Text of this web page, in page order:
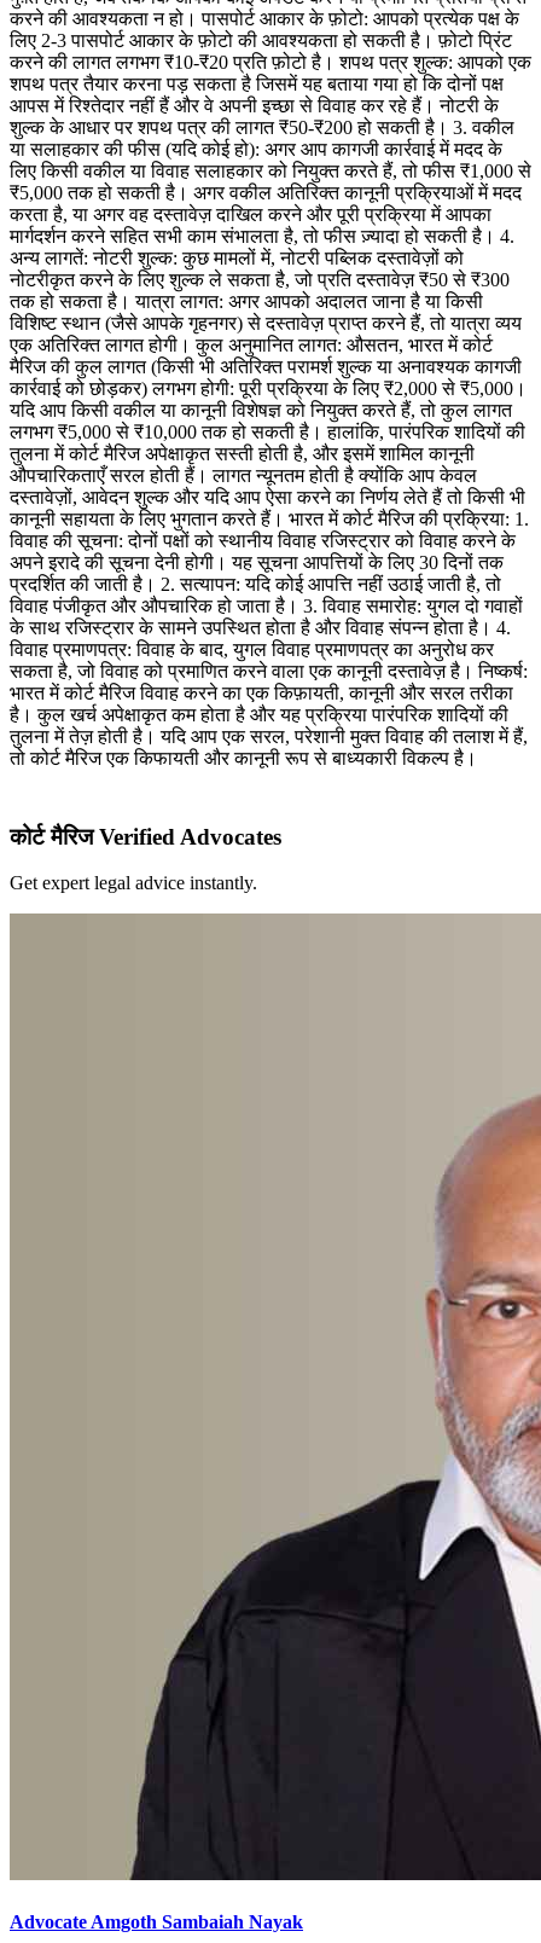
करने की आवश्यकता न हो। पासपोर्ट आकार के फ़ोटो: आपको प्रत्येक पक्ष के
लिए 2-3 पासपोर्ट आकार के फ़ोटो की आवश्यकता हो सकती है। फ़ोटो प्रिंट
करने की लागत लगभग ₹10-₹20 प्रति फ़ोटो है। शपथ पत्र शुल्क: आपको एक
शपथ पत्र तैयार करना पड़ सकता है जिसमें यह बताया गया हो कि दोनों पक्ष
आपस में रिश्तेदार नहीं हैं और वे अपनी इच्छा से विवाह कर रहे हैं। नोटरी के
शुल्क के आधार पर शपथ पत्र की लागत ₹50-₹200 हो सकती है। 3. वकील
या सलाहकार की फीस (यदि कोई हो): अगर आप कागजी कार्रवाई में मदद के
लिए किसी वकील या विवाह सलाहकार को नियुक्त करते हैं, तो फीस ₹1,000 से
₹5,000 तक हो सकती है। अगर वकील अतिरिक्त कानूनी प्रक्रियाओं में मदद
करता है, या अगर वह दस्तावेज़ दाखिल करने और पूरी प्रक्रिया में आपका
मार्गदर्शन करने सहित सभी काम संभालता है, तो फीस ज़्यादा हो सकती है। 4.
अन्य लागतें: नोटरी शुल्क: कुछ मामलों में, नोटरी पब्लिक दस्तावेज़ों को
नोटरीकृत करने के लिए शुल्क ले सकता है, जो प्रति दस्तावेज़ ₹50 से ₹300
तक हो सकता है। यात्रा लागत: अगर आपको अदालत जाना है या किसी
विशिष्ट स्थान (जैसे आपके गृहनगर) से दस्तावेज़ प्राप्त करने हैं, तो यात्रा व्यय
एक अतिरिक्त लागत होगी। कुल अनुमानित लागत: औसतन, भारत में कोर्ट
मैरिज की कुल लागत (किसी भी अतिरिक्त परामर्श शुल्क या अनावश्यक कागजी
कार्रवाई को छोड़कर) लगभग होगी: पूरी प्रक्रिया के लिए ₹2,000 से ₹5,000।
यदि आप किसी वकील या कानूनी विशेषज्ञ को नियुक्त करते हैं, तो कुल लागत
लगभग ₹5,000 से ₹10,000 तक हो सकती है। हालांकि, पारंपरिक शादियों की
तुलना में कोर्ट मैरिज अपेक्षाकृत सस्ती होती है, और इसमें शामिल कानूनी
औपचारिकताएँ सरल होती हैं। लागत न्यूनतम होती है क्योंकि आप केवल
दस्तावेज़ों, आवेदन शुल्क और यदि आप ऐसा करने का निर्णय लेते हैं तो किसी भी
कानूनी सहायता के लिए भुगतान करते हैं। भारत में कोर्ट मैरिज की प्रक्रिया: 1.
विवाह की सूचना: दोनों पक्षों को स्थानीय विवाह रजिस्ट्रार को विवाह करने के
अपने इरादे की सूचना देनी होगी। यह सूचना आपत्तियों के लिए 30 दिनों तक
प्रदर्शित की जाती है। 2. सत्यापन: यदि कोई आपत्ति नहीं उठाई जाती है, तो
विवाह पंजीकृत और औपचारिक हो जाता है। 3. विवाह समारोह: युगल दो गवाहों
के साथ रजिस्ट्रार के सामने उपस्थित होता है और विवाह संपन्न होता है। 4.
विवाह प्रमाणपत्र: विवाह के बाद, युगल विवाह प्रमाणपत्र का अनुरोध कर
सकता है, जो विवाह को प्रमाणित करने वाला एक कानूनी दस्तावेज़ है। निष्कर्ष:
भारत में कोर्ट मैरिज विवाह करने का एक किफ़ायती, कानूनी और सरल तरीका
है। कुल खर्च अपेक्षाकृत कम होता है और यह प्रक्रिया पारंपरिक शादियों की
तुलना में तेज़ होती है। यदि आप एक सरल, परेशानी मुक्त विवाह की तलाश में हैं,
तो कोर्ट मैरिज एक किफायती और कानूनी रूप से बाध्यकारी विकल्प है।
कोर्ट मैरिज Verified Advocates
Get expert legal advice instantly.
Advocate Amgoth Sambaiah Nayak